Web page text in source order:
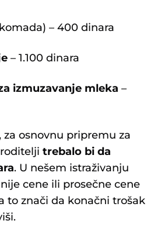
– 400 dinara
– 1.100 dinara
izmuzavanje mleka –
za osnovnu pripremu za
roditeljitrebalo bi da
. U nešem istraživanju
cene ili prosečne cene
to znači da konačni trošak